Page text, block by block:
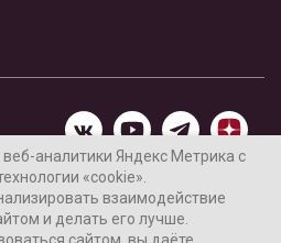
редакцией Интернет-газеты
«Ваши новости»
аналитики Яндекс Метрика с
«cookie».
взаимодействие
и делать его лучше.